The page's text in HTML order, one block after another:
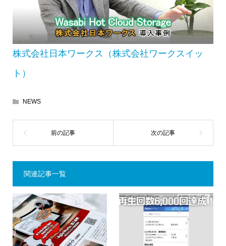
株式会社日本ワークス（株式会社ワークスイッ
ト）
NEWS
関連記事一覧